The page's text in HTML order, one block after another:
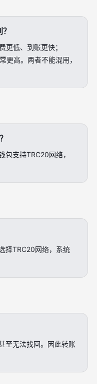
更低、到账更快；
更高。两者不能混用，
包支持TRC20网络，
择TRC20网络，系统
至无法找回。因此转账